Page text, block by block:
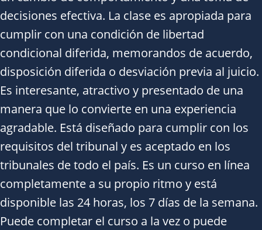
decisiones efectiva. La clase es apropiada para
cumplir con una condición de libertad
condicional diferida, memorandos de acuerdo,
disposición diferida o desviación previa al juicio.
Es interesante, atractivo y presentado de una
manera que lo convierte en una experiencia
agradable. Está diseñado para cumplir con los
requisitos del tribunal y es aceptado en los
tribunales de todo el país. Es un curso en línea
completamente a su propio ritmo y está
disponible las 24 horas, los 7 días de la semana.
Puede completar el curso a la vez o puede